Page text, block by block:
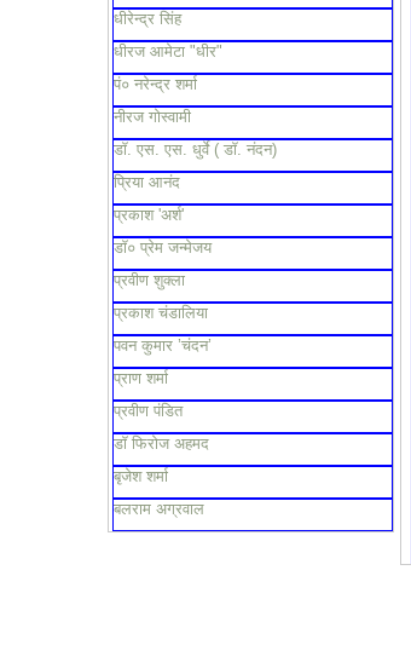
धीरेन्द्र सिंह
धीरज आमेटा "धीर"
पं० नरेन्द्र शर्मा
नीरज गोस्वामी
डॉ. एस. एस. धुर्वे ( डॉ. नंदन)
प्रिया आनंद
प्रकाश 'अर्श'
डॉ० प्रेम जन्मेजय
प्रवीण शुक्ला
प्रकाश चंडालिया
पवन कुमार ’चंदन’
प्राण शर्मा
प्रवीण पंडित
डॉ फिरोज अहमद
बृजेश शर्मा
बलराम अग्रवाल